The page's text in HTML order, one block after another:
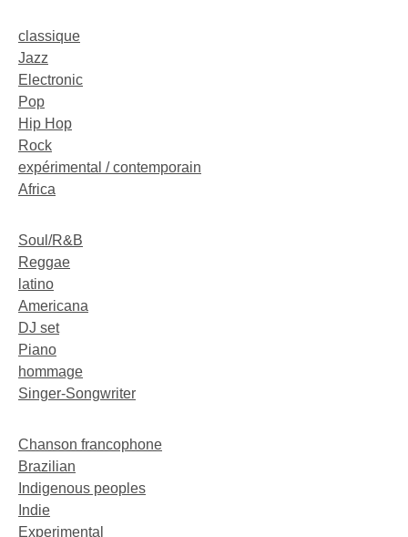
classique
Jazz
Electronic
Pop
Hip Hop
Rock
expérimental / contemporain
Africa
Soul/R&B
Reggae
latino
Americana
DJ set
Piano
hommage
Singer-Songwriter
Chanson francophone
Brazilian
Indigenous peoples
Indie
Experimental